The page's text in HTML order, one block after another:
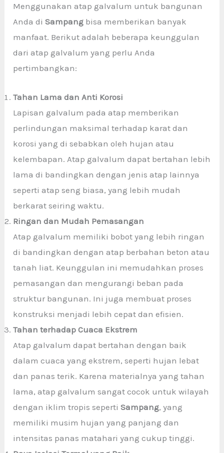
Menggunakan atap galvalum untuk bangunan
Anda diSampang bisa memberikan banyak
manfaat. Berikut adalah beberapa keunggulan
dari atap galvalum yang perlu Anda
pertimbangkan:
Tahan Lama dan Anti Korosi
Lapisan galvalum pada atap memberikan
perlindungan maksimal terhadap karat dan
korosi yang di sebabkan oleh hujan atau
kelembapan. Atap galvalum dapat bertahan lebih
lama di bandingkan dengan jenis atap lainnya
seperti atap seng biasa, yang lebih mudah
berkarat seiring waktu.
Ringan dan Mudah Pemasangan
Atap galvalum memiliki bobot yang lebih ringan
di bandingkan dengan atap berbahan beton atau
tanah liat. Keunggulan ini memudahkan proses
pemasangan dan mengurangi beban pada
struktur bangunan. Ini juga membuat proses
konstruksi menjadi lebih cepat dan efisien.
Tahan terhadap Cuaca Ekstrem
Atap galvalum dapat bertahan dengan baik
dalam cuaca yang ekstrem, seperti hujan lebat
dan panas terik. Karena materialnya yang tahan
lama, atap galvalum sangat cocok untuk wilayah
dengan iklim tropis sepertiSampang, yang
memiliki musim hujan yang panjang dan
intensitas panas matahari yang cukup tinggi.